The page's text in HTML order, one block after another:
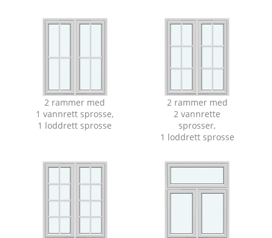
2 rammer med
1 vannrett sprosse,
1 loddrett sprosse
2 rammer med
2 vannrette
sprosser,
1 loddrett sprosse